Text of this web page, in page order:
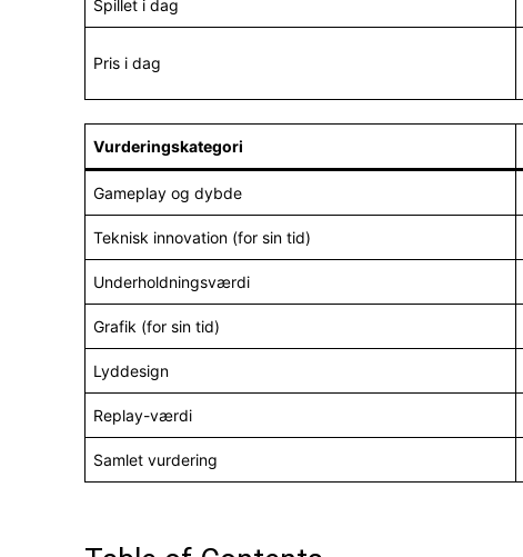
Spillet i dag
Pris i dag
Vurderingskategori
Gameplay og dybde
Teknisk innovation (for sin tid)
Underholdningsværdi
Grafik (for sin tid)
Lyddesign
Replay-værdi
Samlet vurdering